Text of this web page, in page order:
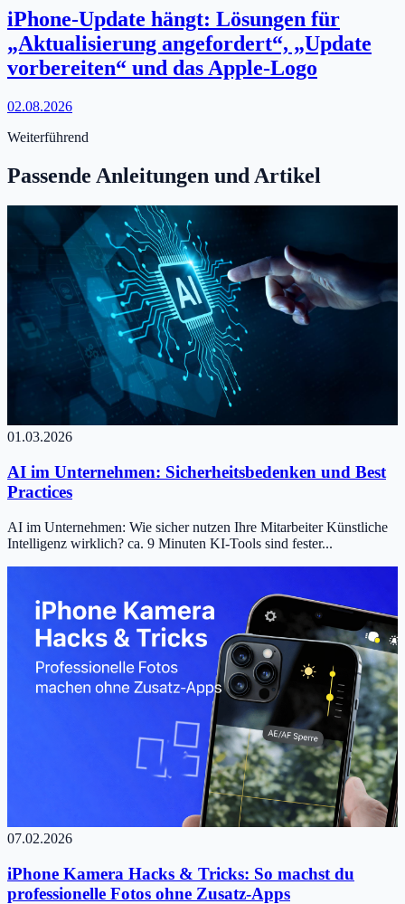
iPhone-Update hängt: Lösungen für
„Aktualisierung angefordert“, „Update
vorbereiten“ und das Apple-Logo
02.08.2026
Weiterführend
Passende Anleitungen und Artikel
01.03.2026
AI im Unternehmen: Sicherheitsbedenken und Best
Practices
AI im Unternehmen: Wie sicher nutzen Ihre Mitarbeiter Künstliche
Intelligenz wirklich? ca. 9 Minuten KI-Tools sind fester...
07.02.2026
iPhone Kamera Hacks & Tricks: So machst du
professionelle Fotos ohne Zusatz-Apps